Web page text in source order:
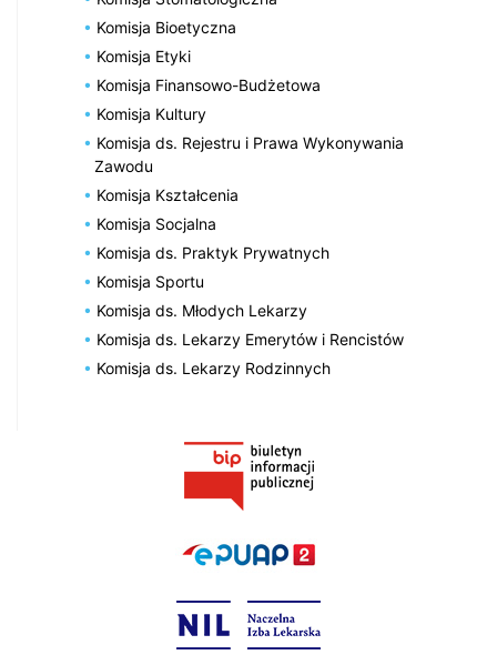
Komisja Bioetyczna
Komisja Etyki
Komisja Finansowo-Budżetowa
Komisja Kultury
Komisja ds. Rejestru i Prawa Wykonywania
Zawodu
Komisja Kształcenia
Komisja Socjalna
Komisja ds. Praktyk Prywatnych
Komisja Sportu
Komisja ds. Młodych Lekarzy
Komisja ds. Lekarzy Emerytów i Rencistów
Komisja ds. Lekarzy Rodzinnych